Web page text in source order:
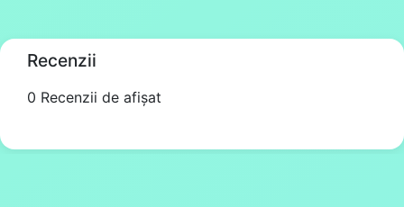
Recenzii
0 Recenzii de afișat